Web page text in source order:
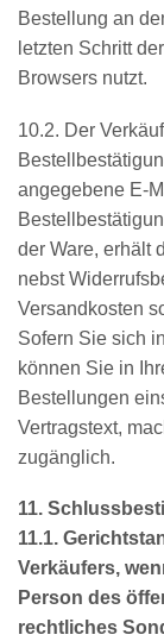
Bestellung an
letzten Schritt
Browsers nutzt.
10.2. Der
angegebene E-
der Ware, erhält
nebst
Versandkosten
Sofern Sie sich
können Sie in
Bestellungen
Vertragstext,
zugänglich.
11.
11.1.
Verkäufers,
Person des
rechtliches